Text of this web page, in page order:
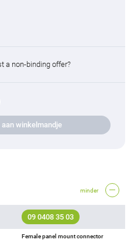
a non-binding offer?
aan winkelmandje
minder
09 0408 35 03
Female panel mount connector